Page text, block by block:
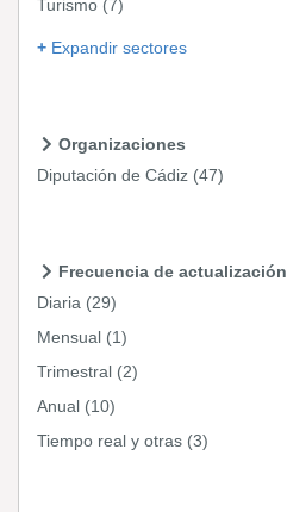
Turismo (7)
Expandir sectores
Organizaciones
Diputación de Cádiz (47)
Frecuencia de actualización
Diaria (29)
Mensual (1)
Trimestral (2)
Anual (10)
Tiempo real y otras (3)